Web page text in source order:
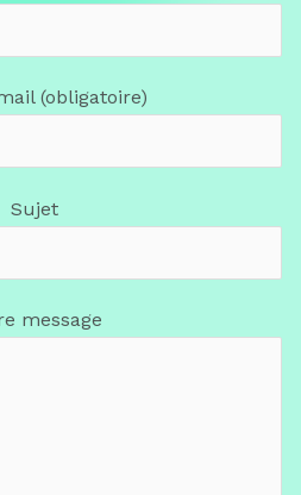
(obligatoire)
Sujet
message